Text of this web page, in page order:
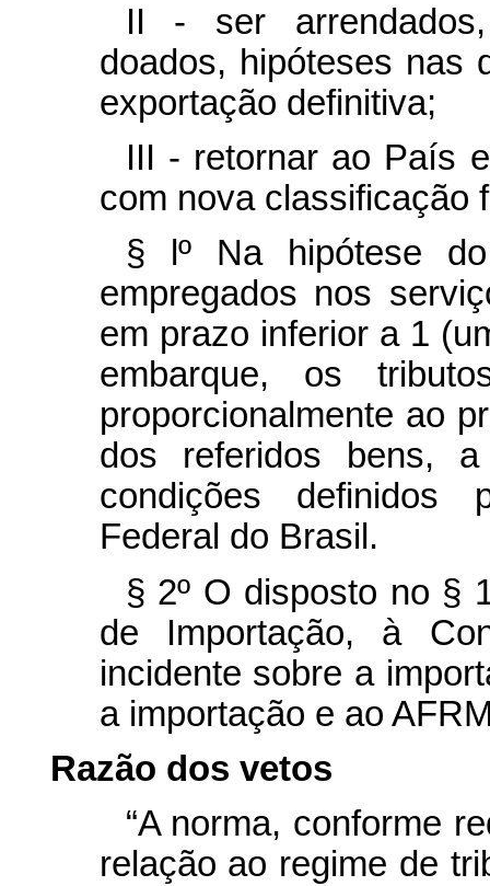
II - ser
doados, hipóteses nas
exportação definitiva;
III - retornar ao País
com nova classificação
§ lº Na hipótese
empregados nos
em prazo inferior a 1
embarque, os
proporcionalmente ao
dos referidos bens,
condições definidos
Federal do Brasil.
§ 2º O disposto no §
de Importação, à
incidente sobre a
a importação e ao
Razão dos vetos
“A norma, conforme
relação ao regime de